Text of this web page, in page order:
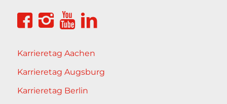
Karrieretag Aachen
Karrieretag Augsburg
Karrieretag Berlin